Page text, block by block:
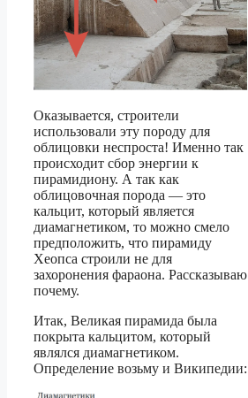
Оказывается, строители
использовали эту породу для
облицовки неспроста! Именно так
происходит сбор энергии к
пирамидиону. А так как
облицовочная порода — это
кальцит, который является
диамагнетиком, то можно смело
предположить, что пирамиду
Хеопса строили не для
захоронения фараона. Рассказываю
почему.
Итак, Великая пирамида была
покрыта кальцитом, который
являлся диамагнетиком.
Определение возьму и Википедии: